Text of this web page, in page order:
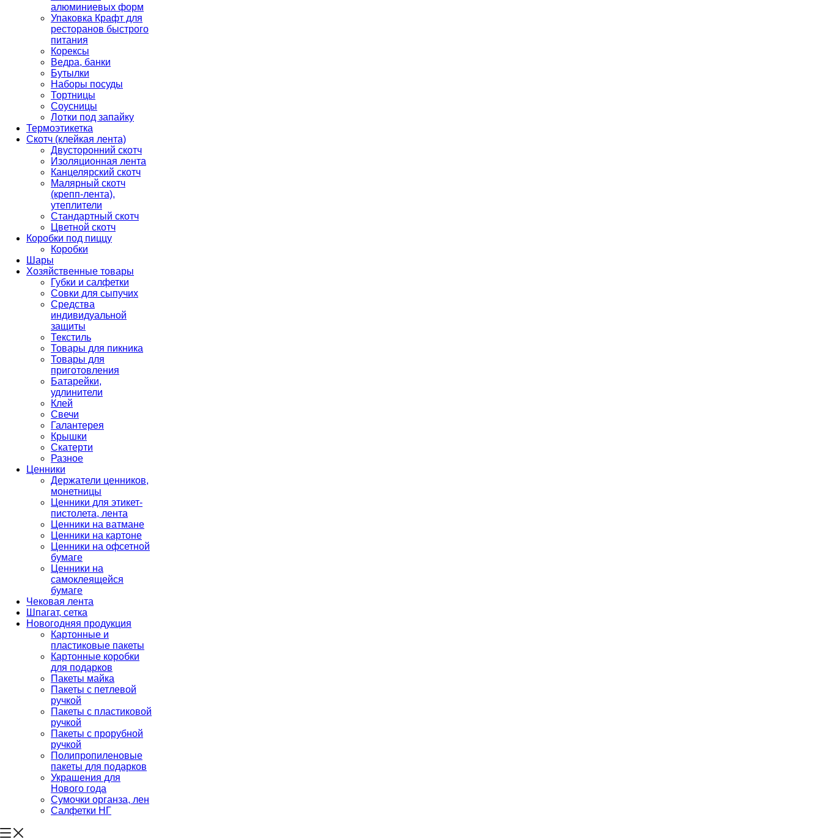
алюминиевых форм
Упаковка Крафт для
ресторанов быстрого
питания
Корексы
Ведра, банки
Бутылки
Наборы посуды
Тортницы
Соусницы
Лотки под запайку
Термоэтикетка
Скотч (клейкая лента)
Двусторонний скотч
Изоляционная лента
Канцелярский скотч
Малярный скотч
(крепп-лента),
утеплители
Стандартный скотч
Цветной скотч
Коробки под пиццу
Коробки
Шары
Хозяйственные товары
Губки и салфетки
Совки для сыпучих
Средства
индивидуальной
защиты
Текстиль
Товары для пикника
Товары для
приготовления
Батарейки,
удлинители
Клей
Свечи
Галантерея
Крышки
Скатерти
Разное
Ценники
Держатели ценников,
монетницы
Ценники для этикет-
пистолета, лента
Ценники на ватмане
Ценники на картоне
Ценники на офсетной
бумаге
Ценники на
самоклеящейся
бумаге
Чековая лента
Шпагат, сетка
Новогодняя продукция
Картонные и
пластиковые пакеты
Картонные коробки
для подарков
Пакеты майка
Пакеты с петлевой
ручкой
Пакеты с пластиковой
ручкой
Пакеты с прорубной
ручкой
Полипропиленовые
пакеты для подарков
Украшения для
Нового года
Сумочки органза, лен
Салфетки НГ